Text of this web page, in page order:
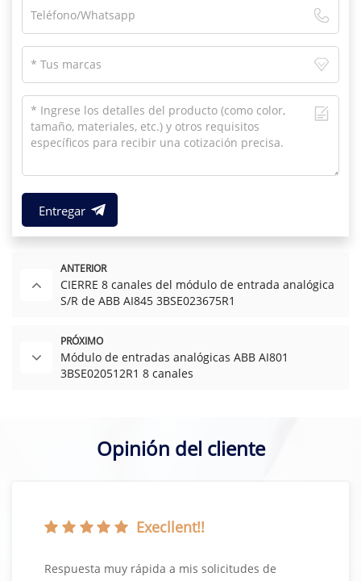
Entregar
ANTERIOR
CIERRE 8 canales del módulo de entrada analógica
S/R de ABB AI845 3BSE023675R1
PRÓXIMO
Módulo de entradas analógicas ABB AI801
3BSE020512R1 8 canales
Opinión del cliente
Execllent!!
Respuesta muy rápida a mis solicitudes de